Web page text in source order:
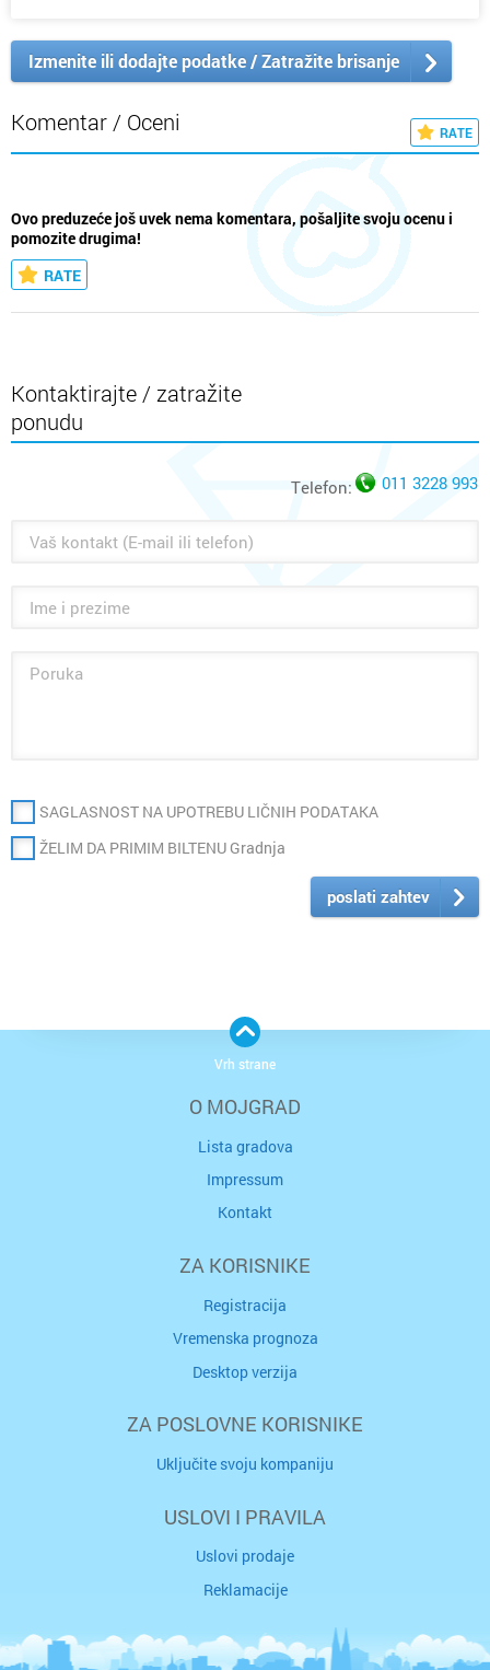
Izmenite ili dodajte podatke / Zatražite brisanje
Komentar / Oceni RATE
Ovo preduzeće još uvek nema komentara, pošaljite svoju ocenu i
pomozite drugima!
RATE
Kontaktirajte / zatražite
ponudu
Telefon: 011 3228 993
SAGLASNOST NA UPOTREBU LIČNIH PODATAKA
ŽELIM DA PRIMIM BILTENU Gradnja
poslati zahtev
O MOJGRAD
Lista gradova
Impressum
Kontakt
ZA KORISNIKE
Registracija
Vremenska prognoza
Desktop verzija
ZA POSLOVNE KORISNIKE
Uključite svoju kompaniju
USLOVI I PRAVILA
Uslovi prodaje
Reklamacije
Vrh strane